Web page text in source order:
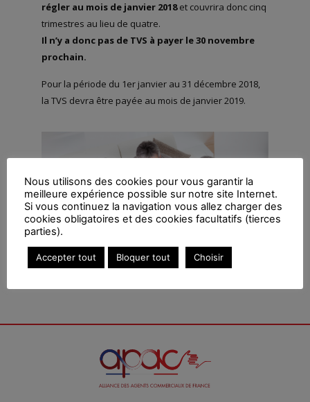
régler au mois de janvier 2018et couvrira donc cinq
trimestres au lieu de quatre.
Il n’y a donc pas de TVS à payer le 30 novembre
prochain.
Pour la période du 1er janvier au 31 décembre 2018,
la TVS devra être payée au mois de janvier 2019.
Nous utilisons des cookies pour vous garantir la
meilleure expérience possible sur notre site Internet.
Si vous continuez la navigation vous allez charger des
cookies obligatoires et des cookies facultatifs (tierces
parties).
Accepter tout Bloquer tout Choisir